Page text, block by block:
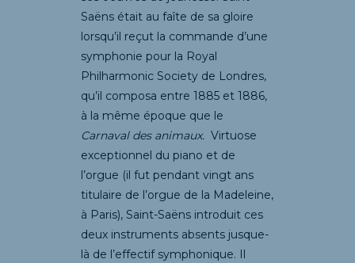
Saëns était au faîte de sa gloire
lorsqu’il reçut la commande d’une
symphonie pour la Royal
Philharmonic Society de Londres,
qu’il composa entre 1885 et 1886,
à la même époque que le
Carnaval des animaux. Virtuose
exceptionnel du piano et de
l’orgue (il fut pendant vingt ans
titulaire de l’orgue de la Madeleine,
à Paris), Saint-Saëns introduit ces
deux instruments absents jusque-
là de l’effectif symphonique. Il